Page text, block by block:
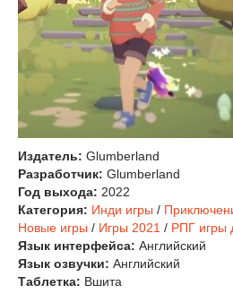
Издатель: Glumberland
Разработчик: Glumberland
Год выхода: 2022
Категория: Инди игры /
Новые игры / Игры 2021 / РПГ игры
Язык интерфейса: Английский
Язык озвучки: Английский
Таблетка: Вшита